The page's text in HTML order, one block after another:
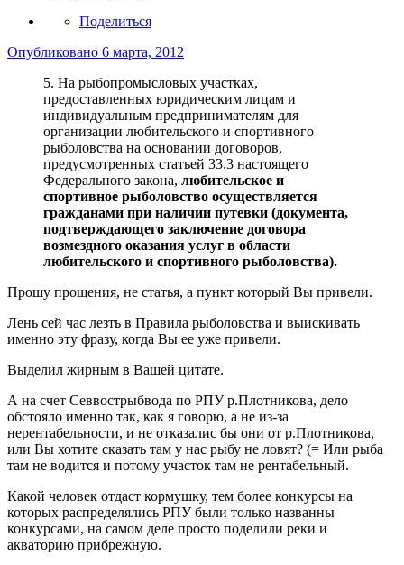
Поделиться
Опубликовано 6 марта, 2012
5. На рыбопромысловых участках,
предоставленных юридическим лицам и
индивидуальным предпринимателям для
организации любительского и спортивного
рыболовства на основании договоров,
предусмотренных статьей 33.3 настоящего
Федерального закона, любительское и
спортивное рыболовство осуществляется
гражданами при наличии путевки (документа,
подтверждающего заключение договора
возмездного оказания услуг в области
любительского и спортивного рыболовства).
Прошу прощения, не статья, а пункт который Вы привели.
Лень сей час лезть в Правила рыболовства и выискивать
именно эту фразу, когда Вы ее уже привели.
Выделил жирным в Вашей цитате.
А на счет Севвострыбвода по РПУ р.Плотникова, дело
обстояло именно так, как я говорю, а не из-за
нерентабельности, и не отказалис бы они от р.Плотникова,
или Вы хотите сказать там у нас рыбу не ловят? (= Или рыба
там не водится и потому участок там не рентабельный.
Какой человек отдаст кормушку, тем более конкурсы на
которых распределялись РПУ были только названны
конкурсами, на самом деле просто поделили реки и
акваторию прибрежную.